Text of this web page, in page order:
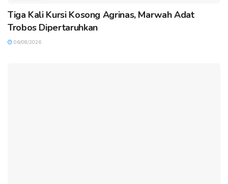
Tiga Kali Kursi Kosong Agrinas, Marwah Adat
Trobos Dipertaruhkan
06/08/2026